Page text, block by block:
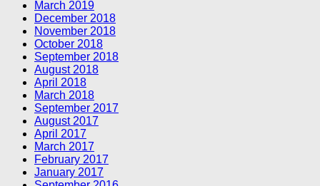
March 2019
December 2018
November 2018
October 2018
September 2018
August 2018
April 2018
March 2018
September 2017
August 2017
April 2017
March 2017
February 2017
January 2017